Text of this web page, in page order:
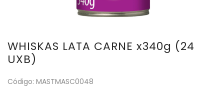
WHISKAS LATA CARNE x340g (24
UXB)
Código: MASTMASC0048